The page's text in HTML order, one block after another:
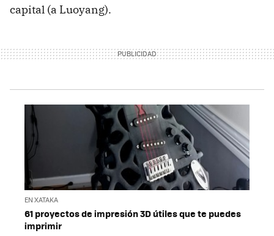
capital (a Luoyang).
EN XATAKA
61 proyectos de impresión 3D útiles que te puedes
imprimir